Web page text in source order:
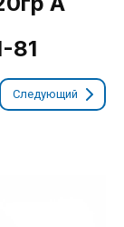
81
Следующий